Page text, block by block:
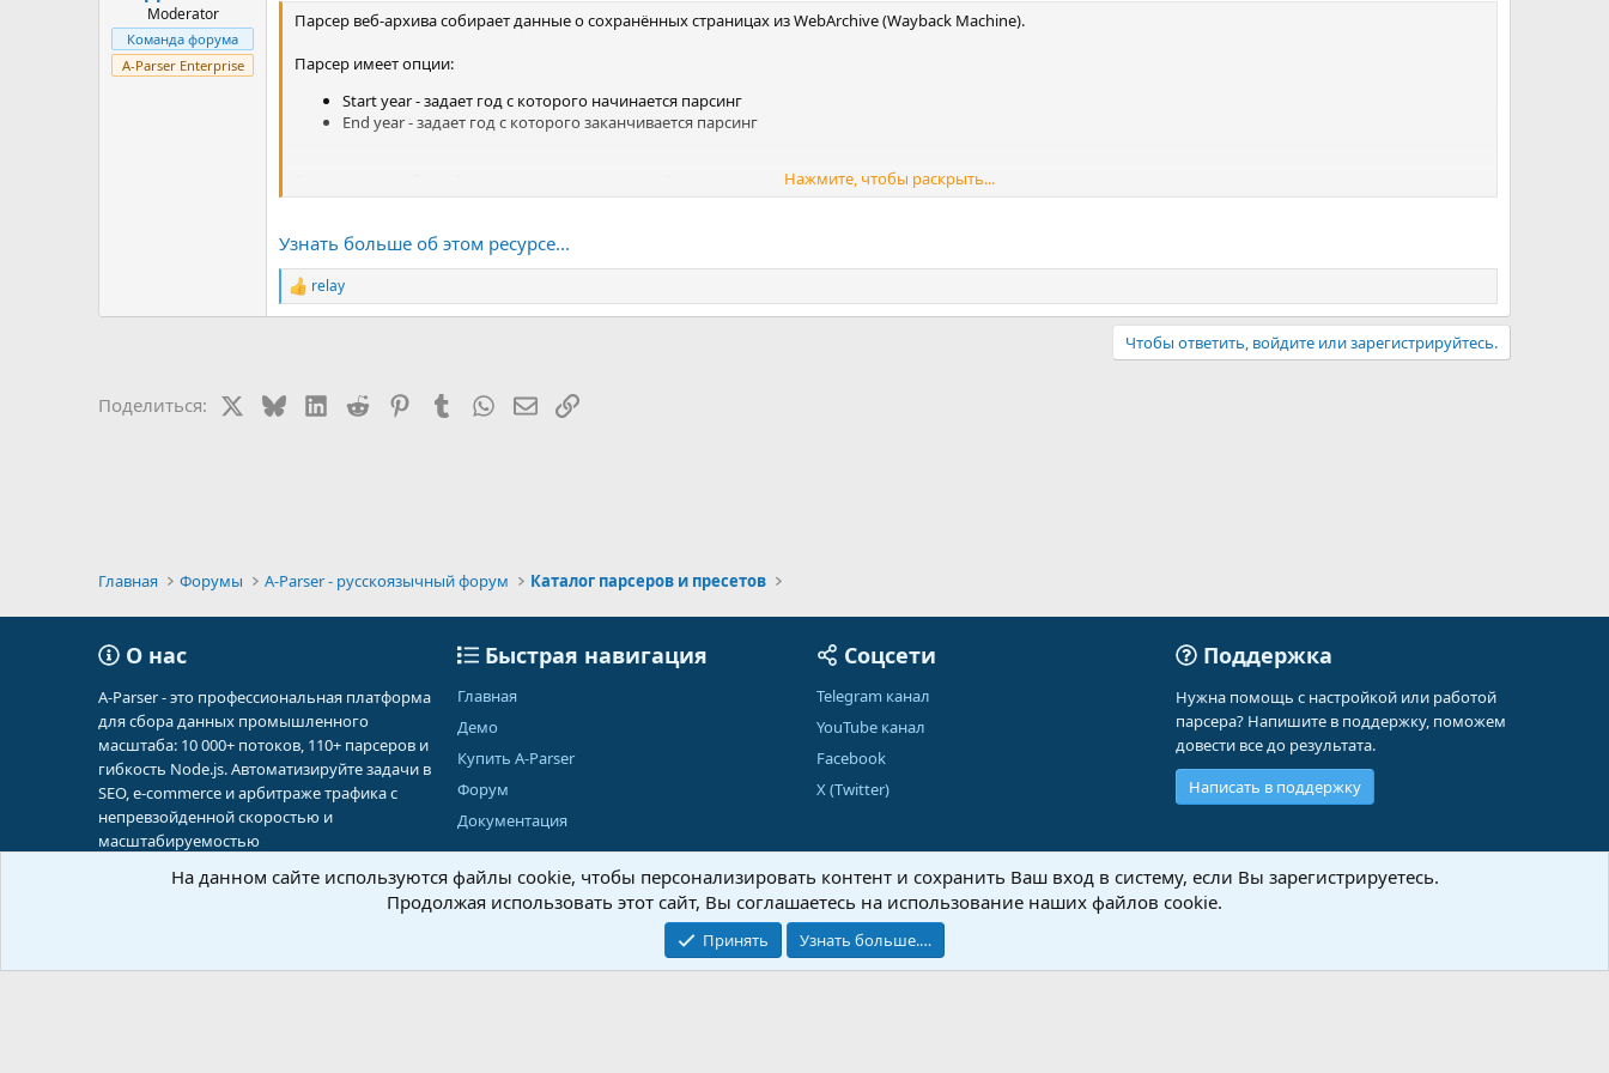
Moderator
Команда форума
A-Parser Enterprise
Парсер веб-архива собирает данные о сохранённых страницах из WebArchive (Wayback Machine).
Парсер имеет опции:
Start year - задает год с которого начинается парсинг
End year - задает год с которого заканчивается парсинг
В результате работы формируется список записей со следующими полями:
$mainResult.$i.webarchive_url
—...
Нажмите, чтобы раскрыть...
Узнать больше об этом ресурсе...
Р
е
relay
Чтобы ответить, войдите или зарегистрируйтесь.
Поделиться: BlueskyLinkedIn
Reddit PinterestTumblrWhatsAppЭлектронная почта
Ссылка
Главная Форумы A-Parser - русскоязычный форум Каталог парсеров и пресетов
О нас
A-Parser - это профессиональная платформа
для сбора данных промышленного
масштаба: 10 000+ потоков, 110+ парсеров и
гибкость Node.js. Автоматизируйте задачи в
SEO, e-commerce и арбитраже трафика с
непревзойденной скоростью и
масштабируемостью
Быстрая навигация
Главная
Демо
Купить A-Parser
Форум
Документация
Соцсети
Telegram канал
YouTube канал
Facebook
X (Twitter)
Поддержка
Нужна помощь с настройкой или работой
парсера? Напишите в поддержку, поможем
довести все до результата.
Написать в поддержку
Обратная связь Условия и правила Политика конфиденциальности
Community platform by XenForo® © 2010-2026 XenForo Ltd.
На данном сайте используются файлы cookie, чтобы персонализировать контент и сохранить Ваш вход в систему, если Вы зарегистрируетесь.
Продолжая использовать этот сайт, Вы соглашаетесь на использование наших файлов cookie.
Принять Узнать больше.…